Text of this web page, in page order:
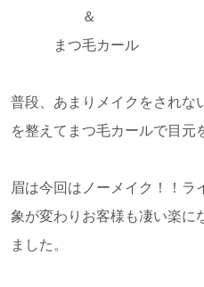
＆
まつ毛カール
普段、あまりメイクをされな
を整えてまつ毛カールで目元
眉は今回はノーメイク！！ラ
象が変わりお客様も凄い楽に
ました。